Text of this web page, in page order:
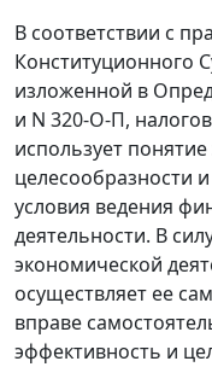
В соответствии с
Конституционного
изложенной в
и N 320-О-П,
использует
целесообразности
условия ведения
деятельности. В
экономической
осуществляет ее
вправе
эффективность и